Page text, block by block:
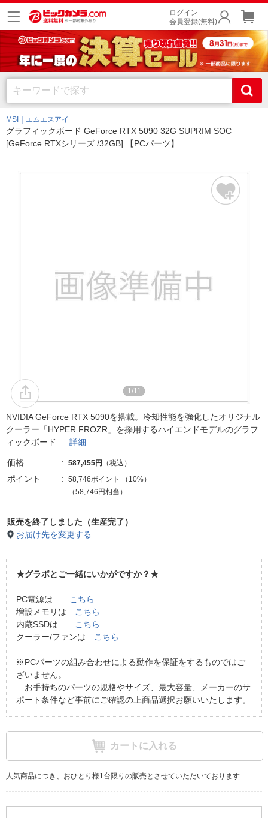
ログイン
会員登録(無料)
MSI｜エムエスアイ
グラフィックボード GeForce RTX 5090 32G SUPRIM SOC
[GeForce RTXシリーズ /32GB] 【PCパーツ】
1/11
NVIDIA GeForce RTX 5090を搭載。冷却性能を強化したオリジナル
クーラー「HYPER FROZR」を採用するハイエンドモデルのグラフ
ィックボード 詳細
価格 587,455円 （税込）
ポイント 58,746ポイント （ 10%）
（58,746円相当）
販売を終了しました（生産完了）
お届け先を変更する
★グラボとご一緒にいかがですか？★
PC電源は
こちら
増設メモリは
こちら
内蔵SSDは
こちら
クーラー/ファンは
こちら
※PCパーツの組み合わせによる動作を保証をするものではご
ざいません。
お手持ちのパーツの規格やサイズ、最大容量、メーカーのサ
ポート条件など事前にご確認の上商品選択お願いいたします。
カートに入れる
人気商品につき、おひとり様1台限りの販売とさせていただいております